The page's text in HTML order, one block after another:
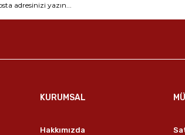
KURUMSAL
Hakkımızda